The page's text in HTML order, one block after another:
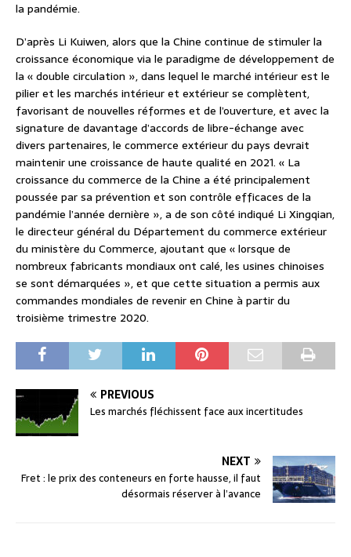
la pandémie.
D’après Li Kuiwen, alors que la Chine continue de stimuler la
croissance économique via le paradigme de développement de
la « double circulation », dans lequel le marché intérieur est le
pilier et les marchés intérieur et extérieur se complètent,
favorisant de nouvelles réformes et de l’ouverture, et avec la
signature de davantage d’accords de libre-échange avec
divers partenaires, le commerce extérieur du pays devrait
maintenir une croissance de haute qualité en 2021. « La
croissance du commerce de la Chine a été principalement
poussée par sa prévention et son contrôle efficaces de la
pandémie l’année dernière », a de son côté indiqué Li Xingqian,
le directeur général du Département du commerce extérieur
du ministère du Commerce, ajoutant que « lorsque de
nombreux fabricants mondiaux ont calé, les usines chinoises
se sont démarquées », et que cette situation a permis aux
commandes mondiales de revenir en Chine à partir du
troisième trimestre 2020.
PREVIOUS
Les marchés fléchissent face aux incertitudes
NEXT
Fret : le prix des conteneurs en forte hausse, il faut
désormais réserver à l’avance